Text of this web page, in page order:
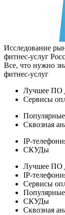
Исследование
фитнес-услуг
Все, что нужно
фитнес-услуг
Лучшее ПО
Сервисы
Сквозная
IP-
СКУДы
Лучшее ПО
IP-
Сервисы
СКУДы
Сквозная